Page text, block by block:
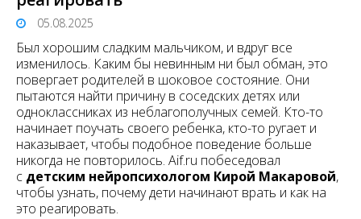
05.08.2025
Был хорошим сладким мальчиком, и вдруг все
изменилось. Каким бы невинным ни был обман, это
повергает родителей в шоковое состояние. Они
пытаются найти причину в соседских детях или
одноклассниках из неблагополучных семей. Кто-то
начинает поучать своего ребенка, кто-то ругает и
наказывает, чтобы подобное поведение больше
никогда не повторилось. Aif.ru побеседовал
с детским нейропсихологом Кирой Макаровой,
чтобы узнать, почему дети начинают врать и как на
это реагировать.